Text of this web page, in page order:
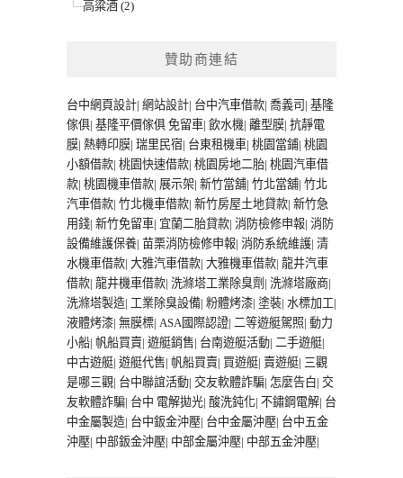
高粱酒 (2)
贊助商連結
台中網頁設計| 網站設計| 台中汽車借款| 喬義司 | 基隆
傢俱| 基隆平價傢俱 免留車| 飲水機| 離型膜| 抗靜電
膜| 熱轉印膜| 瑞里民宿| 台東租機車| 桃園當鋪| 桃園
小額借款| 桃園快速借款| 桃園房地二胎| 桃園汽車借
款| 桃園機車借款| 展示架| 新竹當舖| 竹北當舖| 竹北
汽車借款| 竹北機車借款| 新竹房屋土地貸款| 新竹急
用錢| 新竹免留車| 宜蘭二胎貸款| 消防檢修申報| 消防
設備維護保養| 苗栗消防檢修申報| 消防系統維護| 清
水機車借款| 大雅汽車借款| 大雅機車借款| 龍井汽車
借款| 龍井機車借款| 洗滌塔工業除臭劑 | 洗滌塔廠商|
洗滌塔製造| 工業除臭設備| 粉體烤漆| 塗裝| 水標加工|
液體烤漆| 無膜標| ASA國際認證| 二等遊艇駕照| 動力
小船| 帆船買賣| 遊艇銷售| 台南遊艇活動| 二手遊艇|
中古遊艇| 遊艇代售| 帆船買賣| 買遊艇| 賣遊艇| 三觀
是哪三觀| 台中聯誼活動| 交友軟體詐騙| 怎麼告白| 交
友軟體詐騙| 台中 電解拋光| 酸洗鈍化| 不鏽鋼電解| 台
中金屬製造| 台中鈑金沖壓| 台中金屬沖壓| 台中五金
沖壓| 中部鈑金沖壓| 中部金屬沖壓| 中部五金沖壓|